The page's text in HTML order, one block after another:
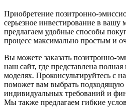
Приобретение позитронно-
серьезное инвестирование в
предлагаем удобные способы
процесс максимально простым и
Вы можете заказать позитронно-
наш сайт, где представлена
моделях. Проконсультируйтесь с
поможет вам выбрать подходящую
индивидуальных требований и
Мы также предлагаем гибкие